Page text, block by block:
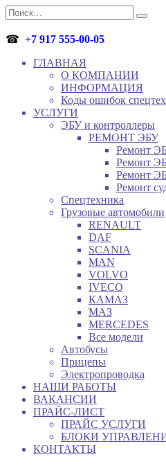
Перейти
к
содержанию
Search
for:
☎ +7 917 555-00-05
ГЛАВНАЯ
О КОМПАНИИ
ИНФОРМАЦИЯ
Коды ошибок
УСЛУГИ
ЭБУ и контроллеры
РЕМОНТ ЭБУ
Ремонт
Ремонт
Ремонт
Ремонт
Спецтехника
Грузовые автомобили
RENAULT
DAF
SCANIA
MAN
VOLVO
IVECO
КАМАЗ
МАЗ
MERCEDES
Все модели
Автобусы
Прицепы
Электропроводка
НАШИ РАБОТЫ
ВАКАНСИИ
ПРАЙС-ЛИСТ
ПРАЙС УСЛУГИ
БЛОКИ
КОНТАКТЫ